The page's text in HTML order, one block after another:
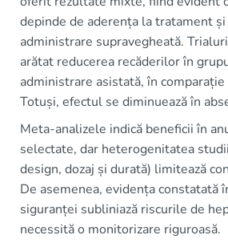
depinde de aderența la tratament
administrare supravegheată.
arătat reducerea recăderilor în
administrare asistată, în
Totuși, efectul se diminuează în
Meta-analizele indică beneficii în
selectate, dar heterogenitatea
design, dozaj și durată) limitează
De asemenea, evidența constatată
siguranței subliniază riscurile de
necessită o monitorizare riguroasă.